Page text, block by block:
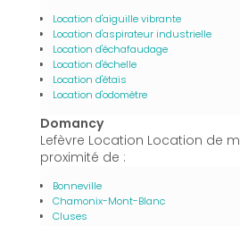
Location d'aiguille vibrante
Location d'aspirateur industrielle
Location d'échafaudage
Location d'échelle
Location d'étais
Location d'odomètre
Domancy
Lefèvre Location Location de
proximité de :
Bonneville
Chamonix-Mont-Blanc
Cluses